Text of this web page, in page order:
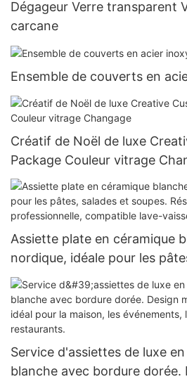
Dégageur Verre transparent
carcane
Ensemble de couverts en
Créatif de Noël de luxe
Package Couleur vitrage
Assiette plate en céramique
nordique, idéale pour les
soupes. Résistante et de
compatible lave-vaisselle.
Service d'assiettes de luxe
blanche avec bordure dorée.